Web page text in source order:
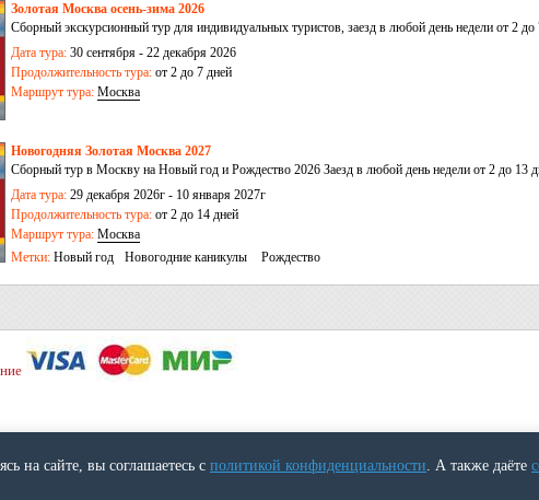
Золотая Москва осень-зима 2026
Сборный экскурсионный тур для индивидуальных туристов, заезд в любой день недели от 2 до
Дата тура: 30 сентября - 22 декабря 2026
Продолжительность тура: от 2 до 7 дней
Маршрут тура: Москва
Новогодняя Золотая Москва 2027
Сборный тур в Москву на Новый год и Рождество 2026 Заезд в любой день недели от 2 до 13
Дата тура: 29 декабря 2026г - 10 января 2027г
Продолжительность тура: от 2 до 14 дней
Маршрут тура: Москва
Метки: Новый год Новогодние каникулы Рождество
на сайте, вы соглашаетесь с политикой конфиденциальности. А также даёте